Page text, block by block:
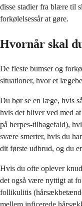
disse stadier fra blære til
forkølelsessår at gøre.
Hvornår skal
De fleste bumser og
situationer, hvor et
Du bør se en læge, hvis
hvis det bliver ved med
på herpes-tilbagefald),
svære smerter, hvis du
dit første udbrud, og du
Hvis du ofte oplever
det også være nyttigt at
follikulitis